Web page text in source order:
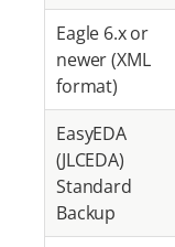
Eagle 6.x or
newer (XML
format)
EasyEDA
(JLCEDA)
Standard
Backup